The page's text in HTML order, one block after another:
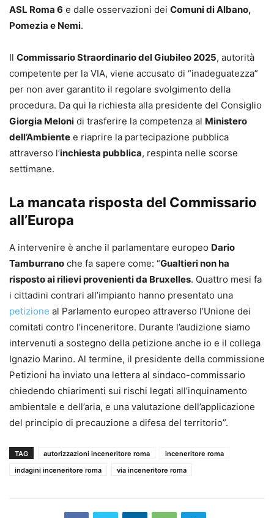
ASL Roma 6 e dalle osservazioni dei Comuni di Albano,
Pomezia e Nemi.
Il Commissario Straordinario del Giubileo 2025, autorità
competente per la VIA, viene accusato di “inadeguatezza”
per non aver garantito il regolare svolgimento della
procedura. Da qui la richiesta alla presidente del Consiglio
Giorgia Meloni di trasferire la competenza al Ministero
dell’Ambiente e riaprire la partecipazione pubblica
attraverso l’inchiesta pubblica, respinta nelle scorse
settimane.
La mancata risposta del Commissario
all’Europa
A intervenire è anche il parlamentare europeo Dario
Tamburrano che fa sapere come: “Gualtieri non ha
risposto ai rilievi provenienti da Bruxelles. Quattro mesi fa
i cittadini contrari all’impianto hanno presentato una
petizione al Parlamento europeo attraverso l’Unione dei
comitati contro l’inceneritore. Durante l’audizione siamo
intervenuti a sostegno della petizione anche io e il collega
Ignazio Marino. Al termine, il presidente della commissione
Petizioni ha inviato una lettera al sindaco-commissario
chiedendo chiarimenti sui rischi legati all’inquinamento
ambientale e dell’aria, e una valutazione dell’applicazione
del principio di precauzione a difesa del territorio”.
TAG autorizzazioni inceneritore roma
inceneritore roma
indagini inceneritore roma
via inceneritore roma